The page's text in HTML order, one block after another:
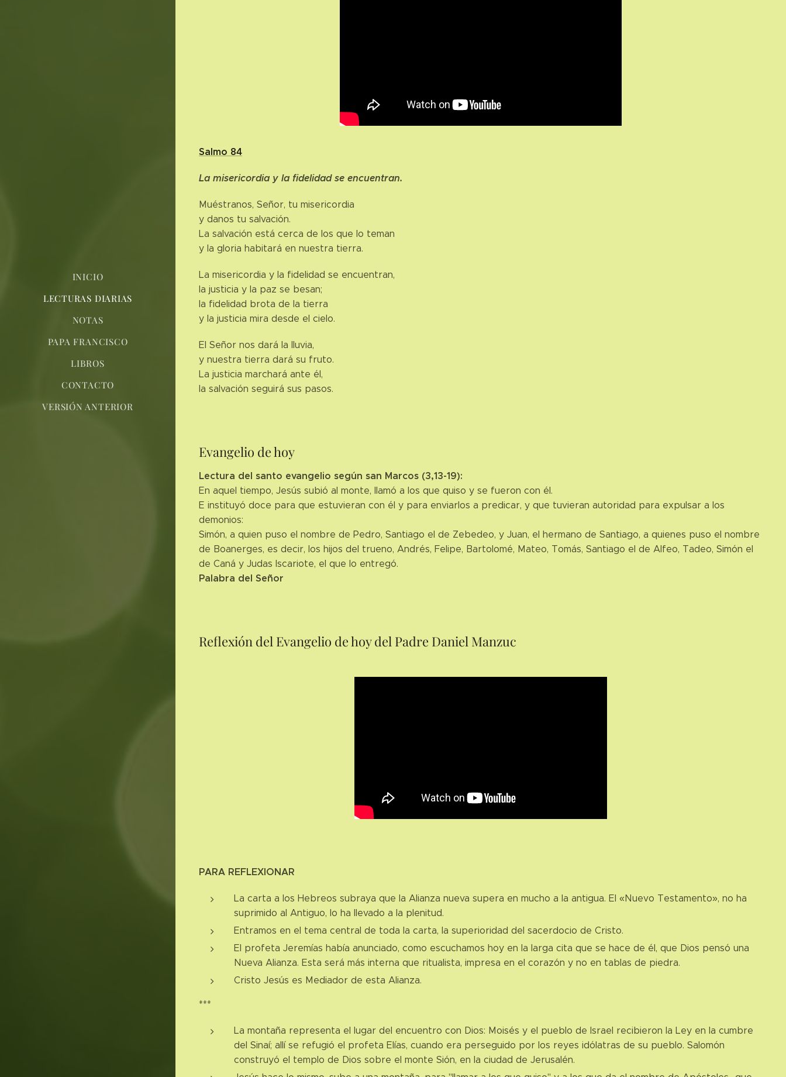
INICIO
LECTURAS DIARIAS
NOTAS
PAPA FRANCISCO
LIBROS
CONTACTO
VERSIÓN ANTERIOR
Salmo 84
La misericordia y la fidelidad se encuentran.
Muéstranos, Señor, tu misericordia
y danos tu salvación.
La salvación está cerca de los que lo teman
y la gloria habitará en nuestra tierra.
La misericordia y la fidelidad se encuentran,
la justicia y la paz se besan;
la fidelidad brota de la tierra
y la justicia mira desde el cielo.
El Señor nos dará la lluvia,
y nuestra tierra dará su fruto.
La justicia marchará ante él,
la salvación seguirá sus pasos.
Evangelio de hoy
Lectura del santo evangelio según san Marcos (3,13-19):
En aquel tiempo, Jesús subió al monte, llamó a los que quiso y se fueron con él.
E instituyó doce para que estuvieran con él y para enviarlos a predicar, y que tuvieran autoridad para expulsar a los
demonios:
Simón, a quien puso el nombre de Pedro, Santiago el de Zebedeo, y Juan, el hermano de Santiago, a quienes puso el nombre
de Boanerges, es decir, los hijos del trueno, Andrés, Felipe, Bartolomé, Mateo, Tomás, Santiago el de Alfeo, Tadeo, Simón el
de Caná y Judas Iscariote, el que lo entregó.
Palabra del Señor
Reflexión del Evangelio de hoy del Padre Daniel Manzuc
PARA REFLEXIONAR
La carta a los Hebreos subraya que la Alianza nueva supera en mucho a la antigua. El «Nuevo Testamento», no ha
suprimido al Antiguo, lo ha llevado a la plenitud.
Entramos en el tema central de toda la carta, la superioridad del sacerdocio de Cristo.
El profeta Jeremías había anunciado, como escuchamos hoy en la larga cita que se hace de él, que Dios pensó una
Nueva Alianza. Esta será más interna que ritualista, impresa en el corazón y no en tablas de piedra.
Cristo Jesús es Mediador de esta Alianza.
***
La montaña representa el lugar del encuentro con Dios: Moisés y el pueblo de Israel recibieron la Ley en la cumbre
del Sinaí; allí se refugió el profeta Elías, cuando era perseguido por los reyes idólatras de su pueblo. Salomón
construyó el templo de Dios sobre el monte Sión, en la ciudad de Jerusalén.